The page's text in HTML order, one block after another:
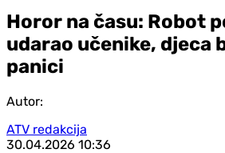
Horor na času: Robot
udarao učenike, djeca
panici
Autor:
ATV redakcija
30.04.2026 10:36